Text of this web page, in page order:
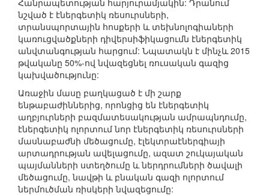
Հանրապետության հարյուրամյակին: Դրանում
նշված է էներգետիկ ռեսուրսների,
տրանսպորտային հոսքերի և տեխնոլոգիաների
կառուցվածքների դիվերսիֆիկացումն էներգետիկ
անվտանգության հարցում: Նպատակն է մինչև 2015
թվականը 50%-ով նվազեցնել ռուսական գազից
կախվածությունը:
Առաջին մասը բաղկացած է մի շարք
ենթաբաժիններից, որոնցից են էներգետիկ
աղբյուրների բազմատեսակության ամրապնդումը,
էներգետիկ ոլորտում նոր էներգետիկ ռեսուրսների
մասնաբաժնի մեծացումը, էլեկտրաէներգիայի
արտադրության ավելացումը, ազատ շուկայական
պայմանների ստեղծումը և ներդրումների ծավալի
մեծացումը, նավթի և բնական գազի ոլորտում
ներմուծման ռիսկերի նվազեցումը: